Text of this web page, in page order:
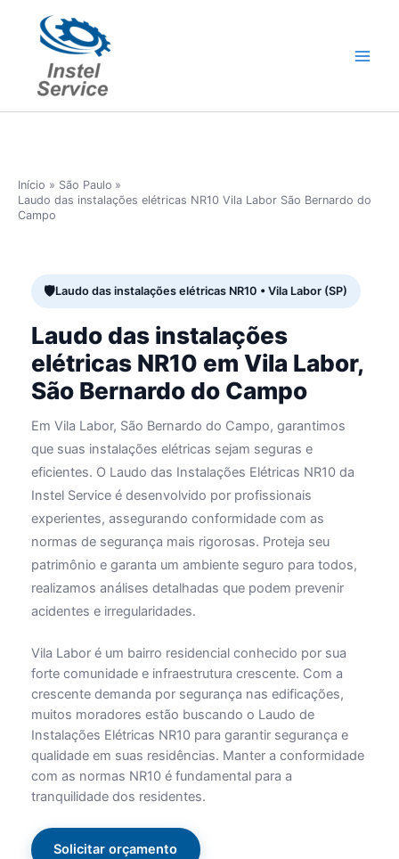
conteúdo
Início
São Paulo
Laudo das instalações elétricas NR10 Vila Labor São Bernardo do
Campo
Laudo das instalações elétricas NR10 • Vila Labor (SP)
Laudo das instalações
elétricas NR10 em Vila Labor,
São Bernardo do Campo
Em Vila Labor, São Bernardo do Campo, garantimos
que suas instalações elétricas sejam seguras e
eficientes. O Laudo das Instalações Elétricas NR10 da
Instel Service é desenvolvido por profissionais
experientes, assegurando conformidade com as
normas de segurança mais rigorosas. Proteja seu
patrimônio e garanta um ambiente seguro para todos,
realizamos análises detalhadas que podem prevenir
acidentes e irregularidades.
Vila Labor é um bairro residencial conhecido por sua
forte comunidade e infraestrutura crescente. Com a
crescente demanda por segurança nas edificações,
muitos moradores estão buscando o Laudo de
Instalações Elétricas NR10 para garantir segurança e
qualidade em suas residências. Manter a conformidade
com as normas NR10 é fundamental para a
tranquilidade dos residentes.
Solicitar orçamento